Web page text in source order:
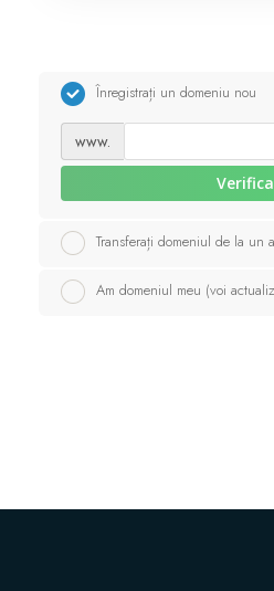
Licente cPanel WHM
Licente WHMCS
Licente WHMSonic
Licente cPanel WHM /
Înregistrați un domeniu nou
www.
Transferați domeniul de la un
Am domeniul meu (voi